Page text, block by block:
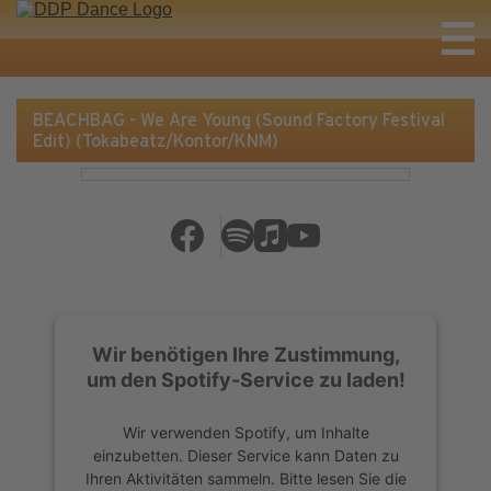
BEACHBAG - We Are Young (Sound Factory Festival
Edit) (Tokabeatz/Kontor/KNM)
Wir benötigen Ihre Zustimmung,
um den Spotify-Service zu laden!
Wir verwenden Spotify, um Inhalte
einzubetten. Dieser Service kann Daten zu
Ihren Aktivitäten sammeln. Bitte lesen Sie die